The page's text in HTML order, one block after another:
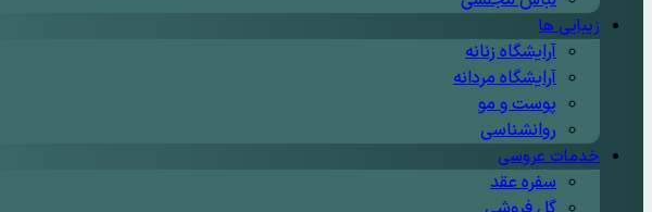
زیبایی ها
آرایشگاه زنانه
آرایشگاه مردانه
پوست و مو
روانشناسی
خدمات عروسی
سفره عقد